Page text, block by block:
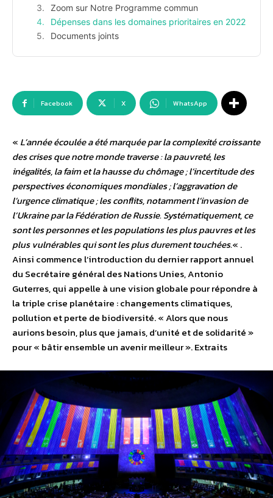
Zoom sur Notre Programme commun
Dépenses dans les domaines prioritaires en 2022
Documents joints
Facebook X WhatsApp
« L’année écoulée a été marquée par la complexité croissante
des crises que notre monde traverse : la pauvreté, les
inégalités, la faim et la hausse du chômage ; l’incertitude des
perspectives économiques mondiales ; l’aggravation de
l’urgence climatique ; les conflits, notamment l’invasion de
l’Ukraine par la Fédération de Russie. Systématiquement, ce
sont les personnes et les populations les plus pauvres et les
plus vulnérables qui sont les plus durement touchées.« .
Ainsi commence l’introduction du dernier rapport annuel
du Secrétaire général des Nations Unies, Antonio
Guterres, qui appelle à une vision globale pour répondre à
la triple crise planétaire : changements climatiques,
pollution et perte de biodiversité. « Alors que nous
aurions besoin, plus que jamais, d’unité et de solidarité »
pour « bâtir ensemble un avenir meilleur ». Extraits